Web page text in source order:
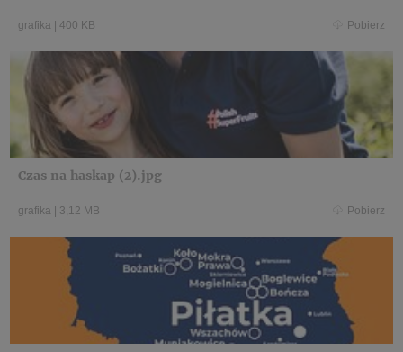
grafika 400 KB Pobierz
Czas na haskap (2).jpg
grafika 3,12 MB Pobierz